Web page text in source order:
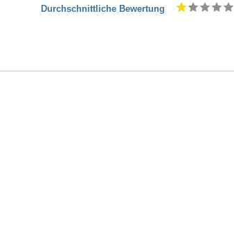
Durchschnittliche Bewertung